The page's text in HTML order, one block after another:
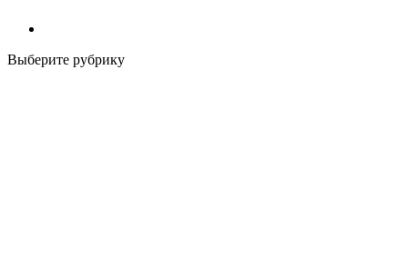
Выберите рубрику